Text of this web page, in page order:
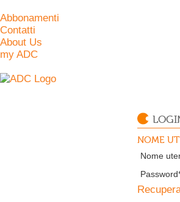
Abbonamenti
Contatti
About Us
my ADC
NOME
Nome